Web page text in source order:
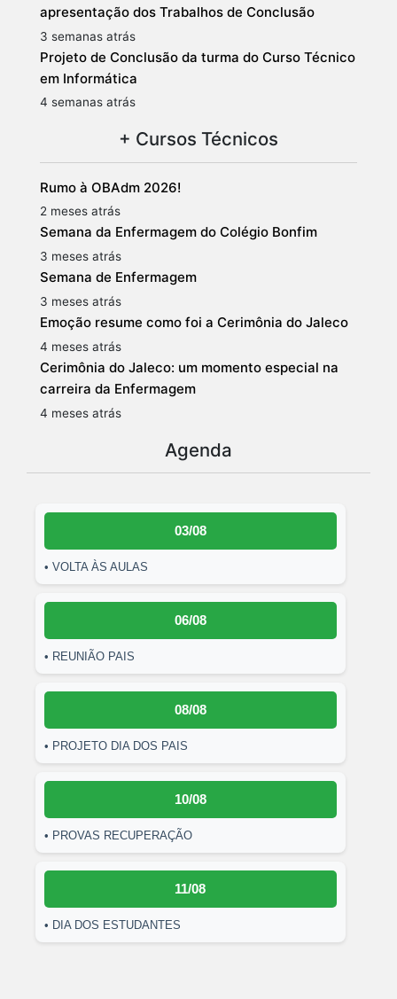
apresentação dos Trabalhos de Conclusão
3 semanas atrás
Projeto de Conclusão da turma do Curso Técnico
em Informática
4 semanas atrás
+ Cursos Técnicos
Rumo à OBAdm 2026!
2 meses atrás
Semana da Enfermagem do Colégio Bonfim
3 meses atrás
Semana de Enfermagem
3 meses atrás
Emoção resume como foi a Cerimônia do Jaleco
4 meses atrás
Cerimônia do Jaleco: um momento especial na
carreira da Enfermagem
4 meses atrás
Agenda
03/08
• VOLTA ÀS AULAS
06/08
• REUNIÃO PAIS
08/08
• PROJETO DIA DOS PAIS
10/08
• PROVAS RECUPERAÇÃO
11/08
• DIA DOS ESTUDANTES